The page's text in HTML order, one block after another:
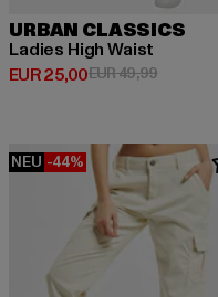
URBAN CLASSICS
Ladies High Waist
EUR 25,00
Derzeitiger Preis: EUR 25,00
EUR 49,99
NEU -44%